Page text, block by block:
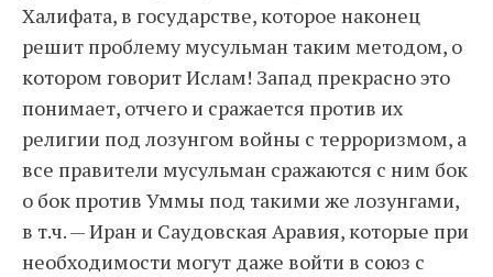
Халифата, в государстве, которое наконец
решит проблему мусульман таким методом, о
котором говорит Ислам! Запад прекрасно это
понимает, отчего и сражается против их
религии под лозунгом войны с терроризмом, а
все правители мусульман сражаются с ним бок
о бок против Уммы под такими же лозунгами,
в т.ч. — Иран и Саудовская Аравия, которые при
необходимости могут даже войти в союз с